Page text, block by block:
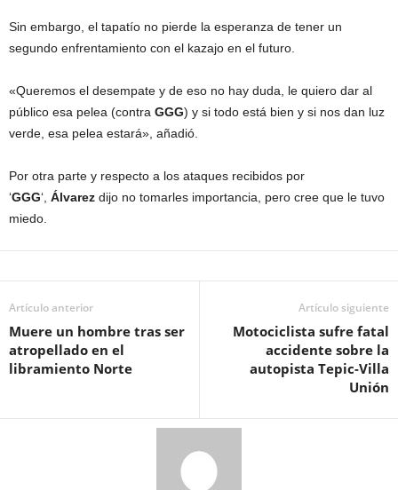
Sin embargo, el tapatío no pierde la esperanza de tener un
segundo enfrentamiento con el kazajo en el futuro.
«Queremos el desempate y de eso no hay duda, le quiero dar al
público esa pelea (contra GGG) y si todo está bien y si nos dan luz
verde, esa pelea estará», añadió.
Por otra parte y respecto a los ataques recibidos por
‘GGG‘, Álvarez dijo no tomarles importancia, pero cree que le tuvo
miedo.
Artículo anterior
Muere un hombre tras ser
atropellado en el
libramiento Norte
Artículo siguiente
Motociclista sufre fatal
accidente sobre la
autopista Tepic-Villa
Unión